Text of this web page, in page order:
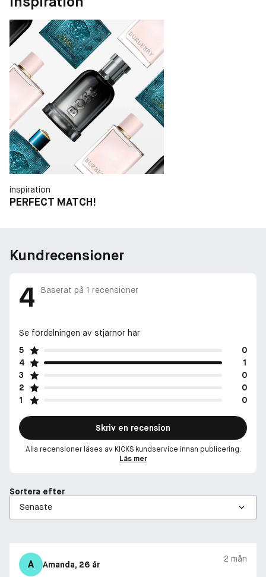
inspiration
PERFECT MATCH!
Kundrecensioner
4 Baserat på 1 recensioner
Se fördelningen av stjärnor här
5
0
4
1
3
0
2
0
1
0
Skriv en recension
Alla recensioner läses av KICKS kundservice innan publicering.
Läs mer
Sortera efter
A Amanda, 26 år
2 mån